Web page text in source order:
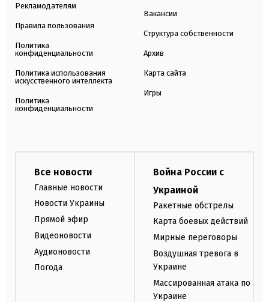
Рекламодателям
Правила пользования
Политика
конфиденциальности
Политика использования
искусственного интеллекта
Политика
конфиденциальности
Вакансии
Структура собственности
Архив
Карта сайта
Игры
Все новости
Главные новости
Новости Украины
Прямой эфир
Видеоновости
Аудионовости
Погода
Война России с
Украиной
Ракетные обстрелы
Карта боевых действий
Мирные переговоры
Воздушная тревога в
Украине
Массированная атака по
Украине